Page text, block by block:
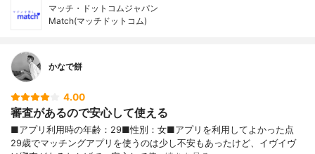
マッチ・ドットコムジャパン
Match(マッチドットコム)
かなで餅
4.00
審査があるので安心して使える
■アプリ利用時の年齢：29■性別：女■アプリを利用してよかった点
29歳でマッチングアプリを使うのは少し不安もあったけど、イヴイヴ